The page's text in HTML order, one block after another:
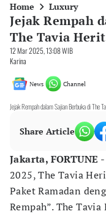
Home Luxury
Jejak Rempah
The Tavia
12 Mar 2025, 13:08 WIB
Karina
News Channel
Jejak Rempah dalam Sajian Berbuka di The
Share Article
Jakarta, FORTUNE
2025, The Tavia
Paket Ramadan
Rempah”. The